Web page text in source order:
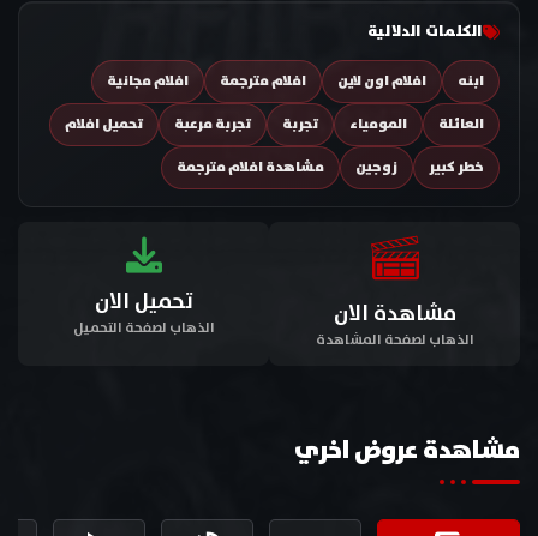
الكلمات الدلالية
ابنه افلام اون لاين افلام مترجمة
افلام مجانية
العائلة
المومياء تجربة تجربة مرعبة
تحميل افلام
خطر كبير
زوجين مشاهدة افلام مترجمة
مشاهدة الان
الذهاب لصفحة المشاهدة
تحميل الان
الذهاب لصفحة التحميل
مشاهدة عروض اخري